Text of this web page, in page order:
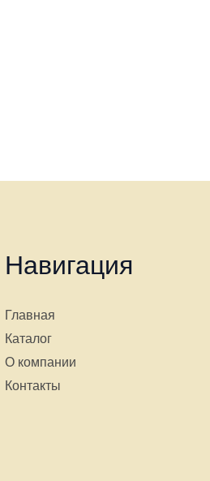
Навигация
Главная
Каталог
О компании
Контакты